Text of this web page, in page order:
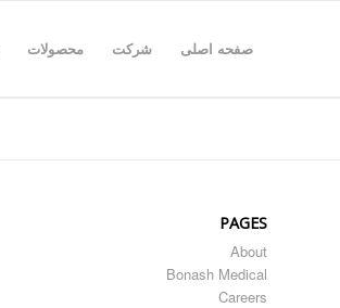
صفحه اصلی شرکت محصولات
PAGES
About
Bonash Medical
Careers